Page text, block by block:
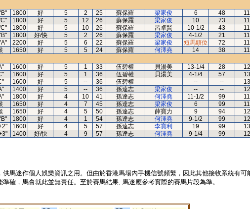
1800 好 5 2 25 蘇保羅 梁家俊 6 48
1800 好 5 12 26 蘇保羅 梁家俊 10 73
1800 好 5 10 26 蘇保羅 呂卓賢 10-1/2 43
1800 好/快 5 2 26 蘇保羅 梁家俊 4-1/2 21
2200 好 5 6 22 蘇保羅 梁家俊 短馬頭位 72
1650 好 5 5 24 蘇保羅 何澤堯 14 38
1600 好 5 1 33 伍碧權 貝湯美 13-1/4 28
1600 好 5 1 36 伍碧權 貝湯美 4-1/4 57
1600 好 5 -- 36 伍碧權 -- --
1400 好 5 -- 36 孫達志 梁家俊 -- --
1800 好 4 10 41 孫達志 何澤堯 11-1/2 99
1650 好 4 7 45 孫達志 梁家俊 6 99
1650 好 4 5 50 孫達志 薛寶力 9 94
1800 好 4 1 54 孫達志 何澤堯 9-1/2 99
1600 好 4 5 57 孫達志 李寶利 19 99
1400 好/快 4 9 57 孫達志 何澤堯 9-1/4 99
馬迷作個人娛樂資訊之用。但由於香港馬場內手機信號頻繁，因此其他接收系統有
確，馬會就此並無責任。至於賽馬結果, 馬迷應參考實際的賽馬片段為準。